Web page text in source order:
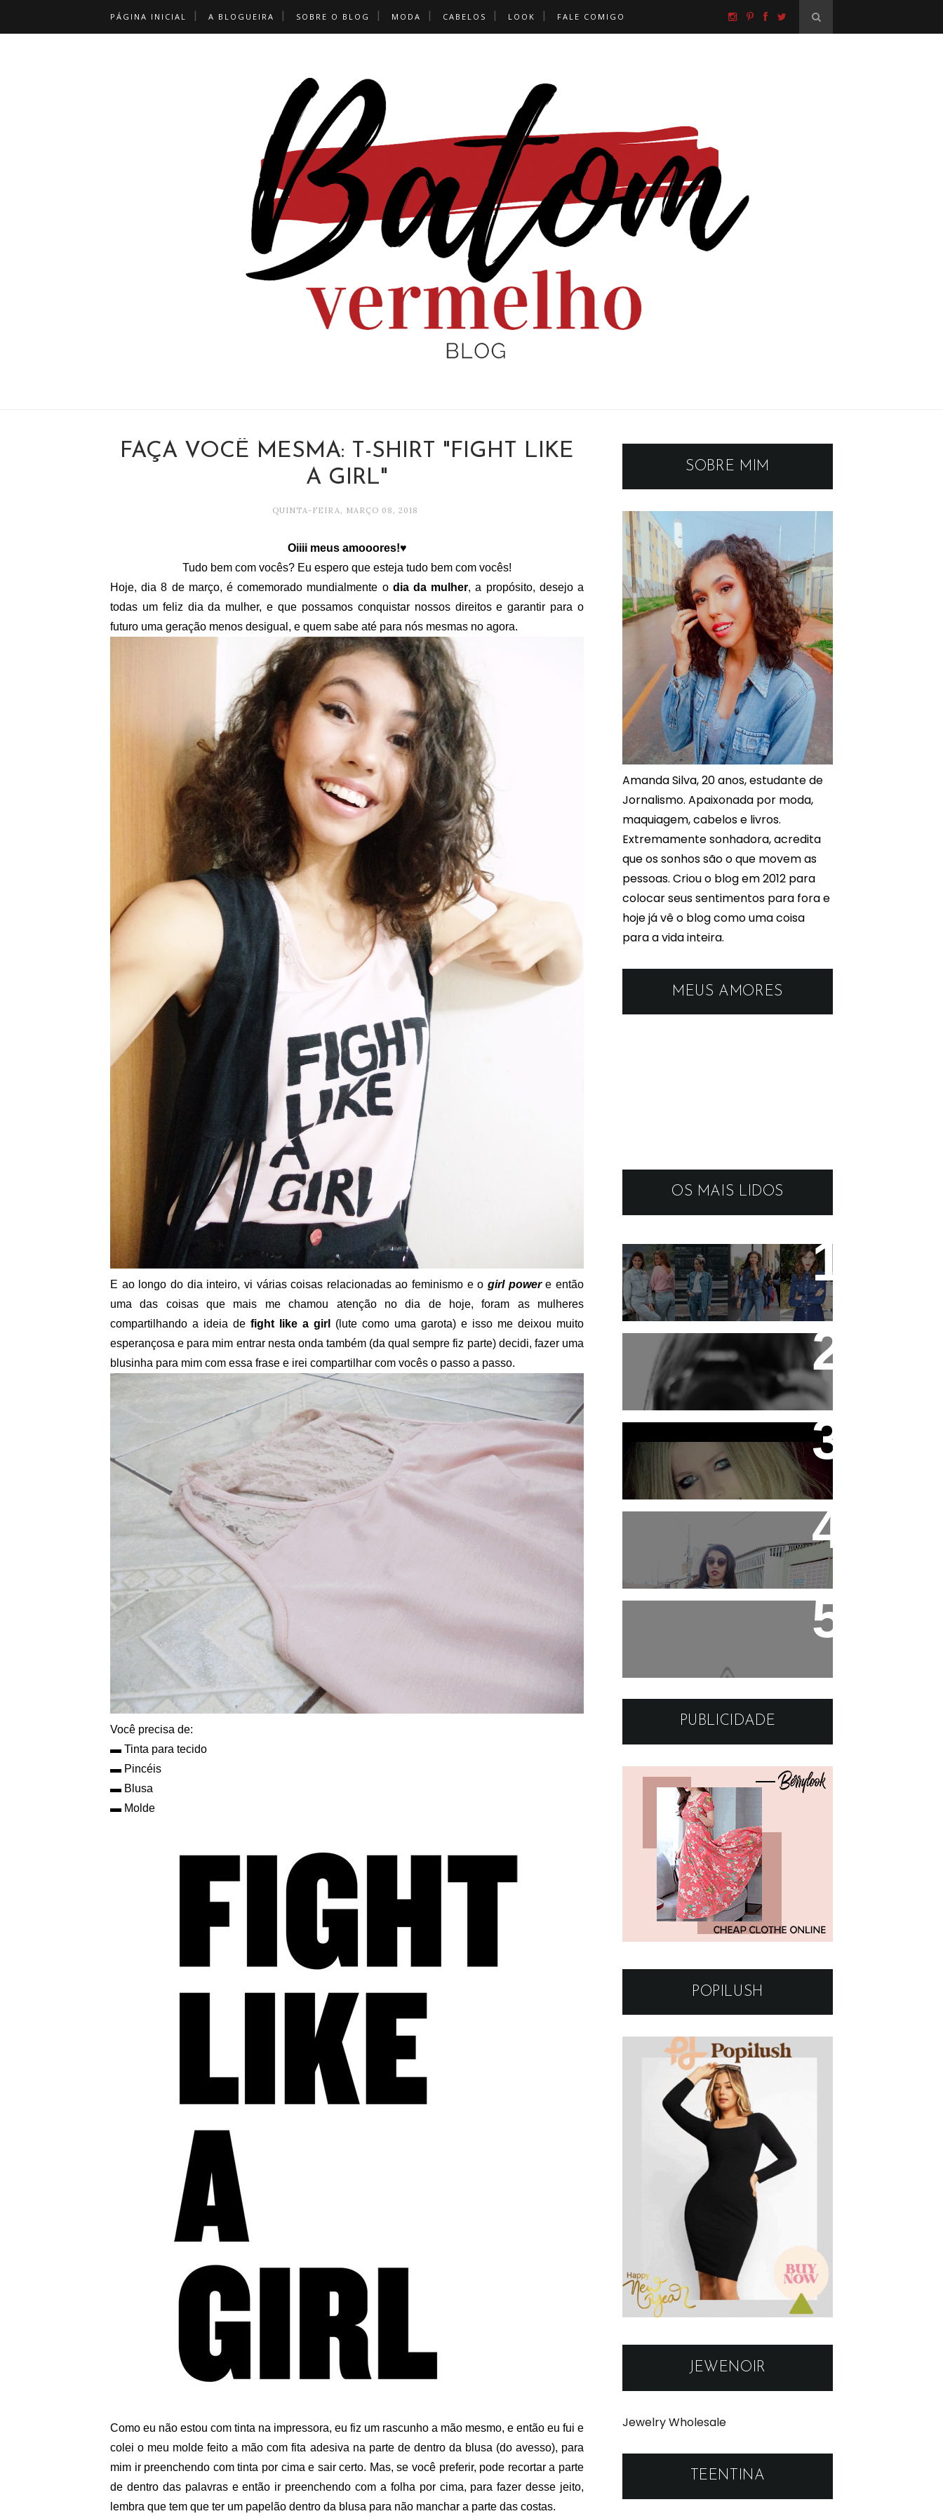
PÁGINA INICIAL A BLOGUEIRA SOBRE O BLOG MODA CABELOS LOOK FALE COMIGO
FAÇA VOCÊ MESMA: T-SHIRT "FIGHT LIKE
A GIRL"
QUINTA-FEIRA, MARÇO 08, 2018
Oiiii meus amooores!♥
Tudo bem com vocês? Eu espero que esteja tudo bem com vocês!
Hoje, dia 8 de março, é comemorado mundialmente o dia da mulher, a propósito, desejo a
todas um feliz dia da mulher, e que possamos conquistar nossos direitos e garantir para o
futuro uma geração menos desigual, e quem sabe até para nós mesmas no agora.
E ao longo do dia inteiro, vi várias coisas relacionadas ao feminismo e ogirl powere então
uma das coisas que mais me chamou atenção no dia de hoje, foram as mulheres
compartilhando a ideia de fight like a girl
(lute como uma garota) e isso me deixou muito
esperançosa e para mim entrar nesta onda também (da qual sempre fiz parte) decidi, fazer uma
blusinha para mim com essa frase e irei compartilhar com vocês o passo a passo.
Você precisa de:
▬ Tinta para tecido
▬ Pincéis
▬ Blusa
▬ Molde
Como eu não estou com tinta na impressora, eu fiz um rascunho a mão mesmo, e então eu fui e
colei o meu molde feito a mão com fita adesiva na parte de dentro da blusa (do avesso), para
mim ir preenchendo com tinta por cima e sair certo. Mas, se você preferir, pode recortar a parte
de dentro das palavras e então ir preenchendo com a folha por cima, para fazer desse jeito,
lembra que tem que ter um papelão dentro da blusa para não manchar a parte das costas.
SOBRE MIM
Amanda Silva, 20 anos, estudante de
Jornalismo. Apaixonada por moda,
maquiagem, cabelos e livros.
Extremamente sonhadora, acredita
que os sonhos são o que movem as
pessoas. Criou o blog em 2012 para
colocar seus sentimentos para fora e
hoje já vê o blog como uma coisa
para a vida inteira.
MEUS AMORES
OS MAIS LIDOS
19 tendências dos anos 90
que estão em alta
Ideias para se divertir nas
férias!
Gente ! Here's To Never
Growing Up !
sapatilha simples
mesma fiz !
PUBLICIDADE
POPILUSH
JEWENOIR
Jewelry Wholesale
TEENTINA